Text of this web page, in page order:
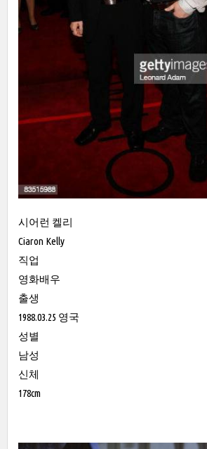
시어런 켈리
Ciaron Kelly
직업
영화배우
출생
1988.03.25 영국
성별
남성
신체
178cm